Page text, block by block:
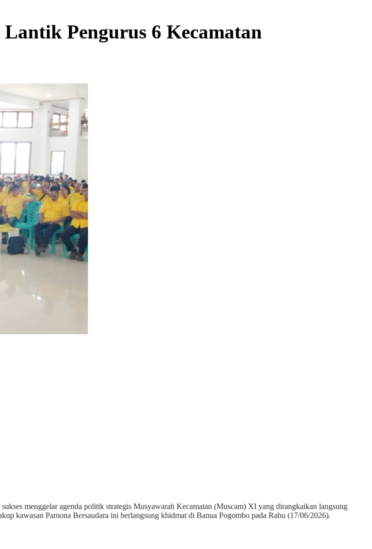
Pengurus 6 Kecamatan
menggelar agenda politik strategis Musyawarah Kecamatan (Muscam) XI yang dirangkaikan langsung
kawasan Pamona Bersaudara ini berlangsung khidmat di Banua Pogombo pada Rabu (17/06/2026).